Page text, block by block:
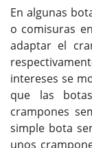
En algunas
o comisuras
adaptar el
intereses se
que las
crampones
simple bota
unos